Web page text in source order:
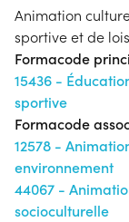
Animation
sportive et de
Formacode
15436 -
sportive
Formacode
12578 -
environnement
44067 -
socioculturelle